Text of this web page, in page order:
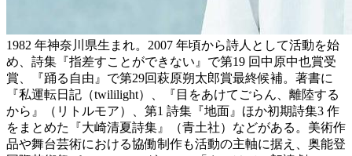
1982 年神奈川県生まれ。2007 年頃から詩人として活動を始
め、詩集『指差すことができない』で第19 回中原中也賞受
賞、『踊る自由』で第29回萩原朔太郎賞最終候補。著書に
『私運転日記（twililight）、『目をあけてごらん、離陸する
から』（リトルモア）、第1 詩集『地面』ほか初期詩集3 作
をまとめた『大崎清夏詩集』（青土社）などがある。美術作
品や舞台芸術における協働制作も活動の主軸に据え、奥能登